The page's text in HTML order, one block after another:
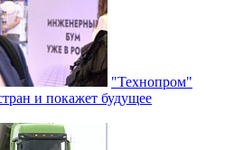
"Технопром"
и покажет будущее